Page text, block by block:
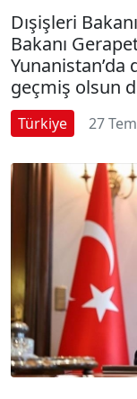
Dışişleri
Bakanı
Yunanistan’da
geçmiş olsun
Türkiye 27